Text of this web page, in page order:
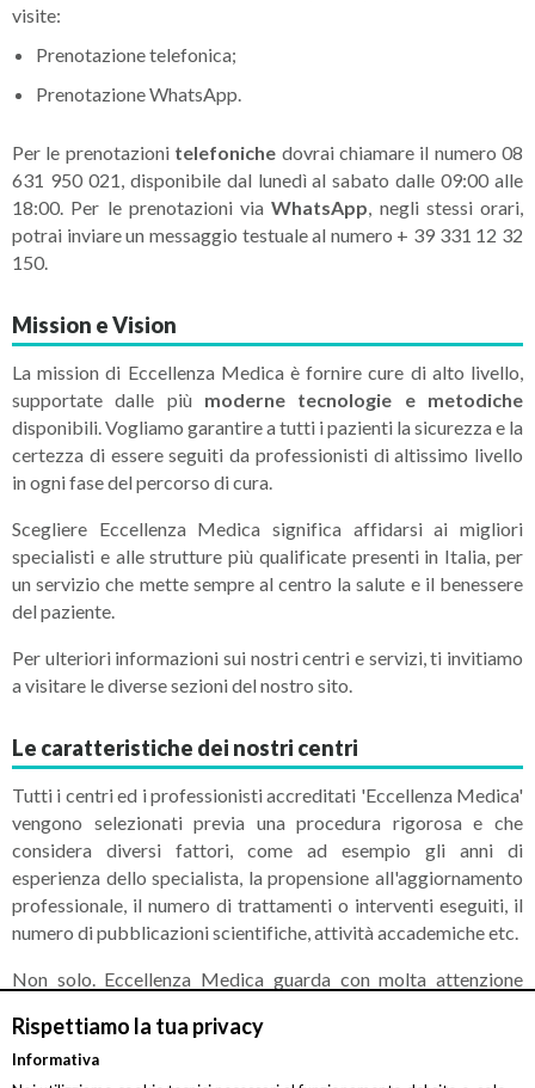
Rispettiamo la tua privacy
Informativa
visite:
Prenotazione telefonica;
Prenotazione WhatsApp.
Per le prenotazioni telefoniche dovrai chiamare il numero 08
631 950 021, disponibile dal lunedì al sabato dalle 09:00 alle
18:00. Per le prenotazioni viaWhatsApp, negli stessi orari,
potrai inviare un messaggio testuale al numero + 39 331 12 32
150.
Mission e Vision
La mission di Eccellenza Medica è fornire cure di alto livello,
supportate dalle più moderne tecnologie e metodiche
disponibili. Vogliamo garantire a tutti i pazienti la sicurezza e la
certezza di essere seguiti da professionisti di altissimo livello
in ogni fase del percorso di cura.
Scegliere Eccellenza Medica significa affidarsi ai migliori
specialisti e alle strutture più qualificate presenti in Italia, per
un servizio che mette sempre al centro la salute e il benessere
del paziente.
Per ulteriori informazioni sui nostri centri e servizi, ti invitiamo
a visitare le diverse sezioni del nostro sito.
Le caratteristiche dei nostri centri
Tutti i centri ed i professionisti accreditati 'Eccellenza Medica'
vengono selezionati previa una procedura rigorosa e che
considera diversi fattori, come ad esempio gli anni di
esperienza dello specialista, la propensione all'aggiornamento
professionale, il numero di trattamenti o interventi eseguiti, il
numero di pubblicazioni scientifiche, attività accademiche etc.
Non solo. Eccellenza Medica guarda con molta attenzione
strumenti e tecniche diagnostiche innovative.
Ogni centro viene, dunque, attentamente valutato per garantire